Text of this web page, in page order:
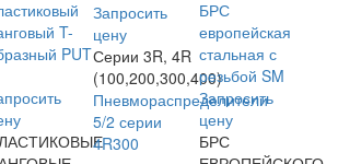
Запросить
цену
Серии 3R, 4R
(100,200,300,400)
Пневмораспределители
5/2 серии
4R300
Запросить
цену
БРС